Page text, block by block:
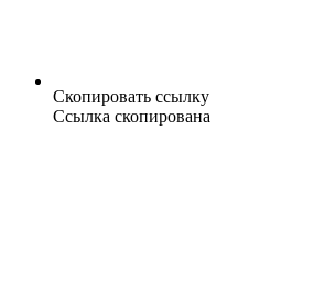
Скопировать ссылку
Ссылка скопирована